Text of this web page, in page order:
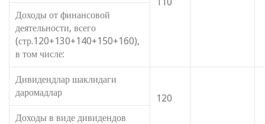
Доходы от финансовой
деятельности, всего
(стр.120+130+140+150+160),
в том числе:
Дивидендлар шаклидаги
даромадлар
120
Доходы в виде дивидендов